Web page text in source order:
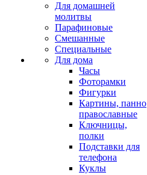
Для домашней
молитвы
Парафиновые
Смешанные
Специальные
Для дома
Часы
Фоторамки
Фигурки
Картины, панно
православные
Ключницы,
полки
Подставки для
телефона
Куклы